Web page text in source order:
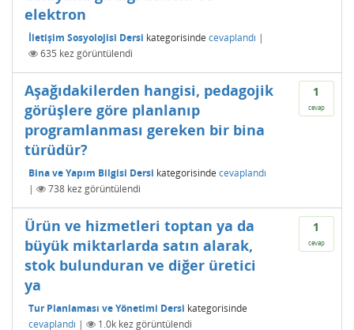
elektron
İletişim Sosyolojisi Dersi kategorisinde cevaplandı |
635 kez görüntülendi
1
cevap
Aşağıdakilerden hangisi, pedagojik
görüşlere göre planlanıp
programlanması gereken bir bina
türüdür?
Bina ve Yapım Bilgisi Dersi kategorisinde cevaplandı
|
738 kez görüntülendi
1
cevap
Ürün ve hizmetleri toptan ya da
büyük miktarlarda satın alarak,
stok bulunduran ve diğer üretici
ya
Tur Planlaması ve Yönetimi Dersi kategorisinde
cevaplandı | 1.0k kez görüntülendi